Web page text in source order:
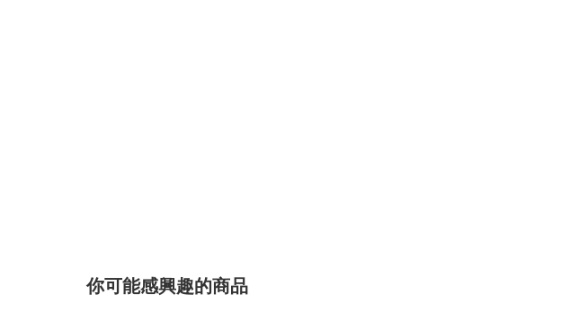
你可能感興趣的商品